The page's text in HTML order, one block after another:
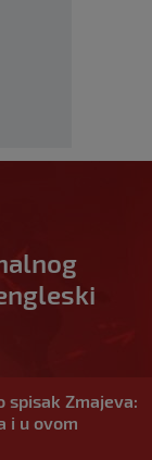
spisak Zmajeva:
i u ovom